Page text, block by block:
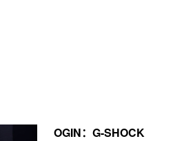
OGIN：G-SHOCK